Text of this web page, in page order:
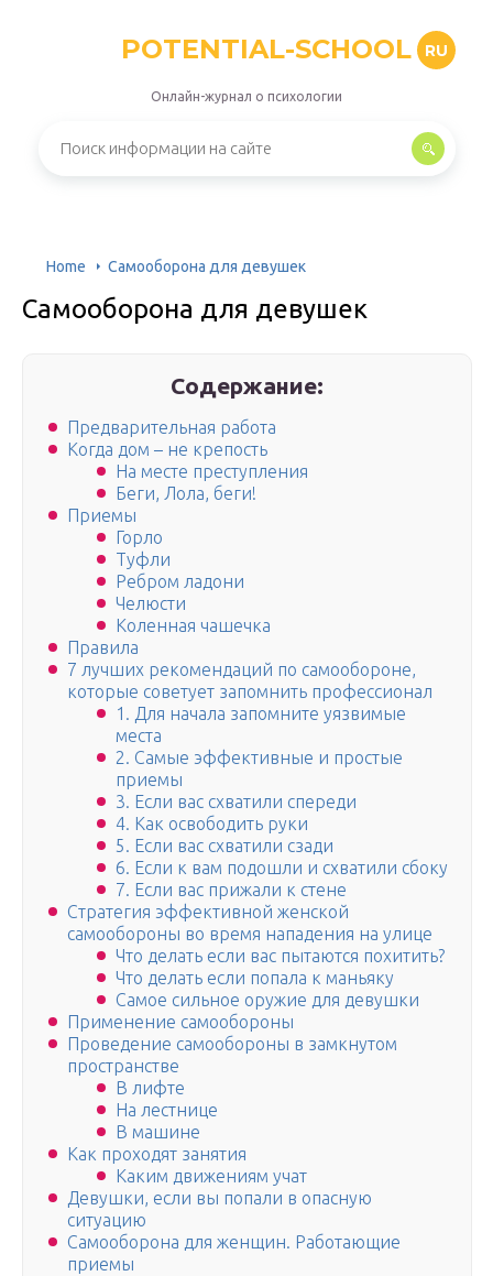
POTENTIAL-SCHOOL RU
Онлайн-журнал о психологии
Home Самооборона для девушек
Самооборона для девушек
Содержание:
Предварительная работа
Когда дом – не крепость
На месте преступления
Беги, Лола, беги!
Приемы
Горло
Туфли
Ребром ладони
Челюсти
Коленная чашечка
Правила
7 лучших рекомендаций по самообороне,
которые советует запомнить профессионал
1. Для начала запомните уязвимые
места
2. Самые эффективные и простые
приемы
3. Если вас схватили спереди
4. Как освободить руки
5. Если вас схватили сзади
6. Если к вам подошли и схватили сбоку
7. Если вас прижали к стене
Стратегия эффективной женской
самообороны во время нападения на улице
Что делать если вас пытаются похитить?
Что делать если попала к маньяку
Самое сильное оружие для девушки
Применение самообороны
Проведение самообороны в замкнутом
пространстве
В лифте
На лестнице
В машине
Как проходят занятия
Каким движениям учат
Девушки, если вы попали в опасную
ситуацию
Самооборона для женщин. Работающие
приемы